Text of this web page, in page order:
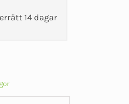
14 dagar